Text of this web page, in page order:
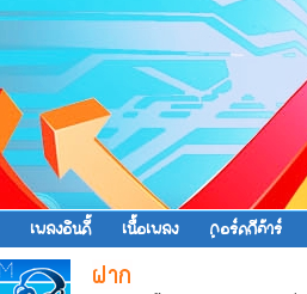
เพลงอินดี้ เนื้อเพลง คอร์ดกีต้าร์